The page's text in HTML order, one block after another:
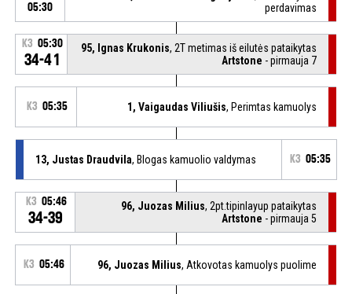
05:30
perdavimas
K3 05:30
34-41
95, Ignas Krukonis, 2T metimas iš eilutės pataikytas
Artstone - pirmauja 7
K3 05:35 1, Vaigaudas Viliušis, Perimtas kamuolys
13, Justas Draudvila, Blogas kamuolio valdymas K3 05:35
K3 05:46
34-39
96, Juozas Milius, 2pt.tipinlayup pataikytas
Artstone - pirmauja 5
K3 05:46 96, Juozas Milius, Atkovotas kamuolys puolime